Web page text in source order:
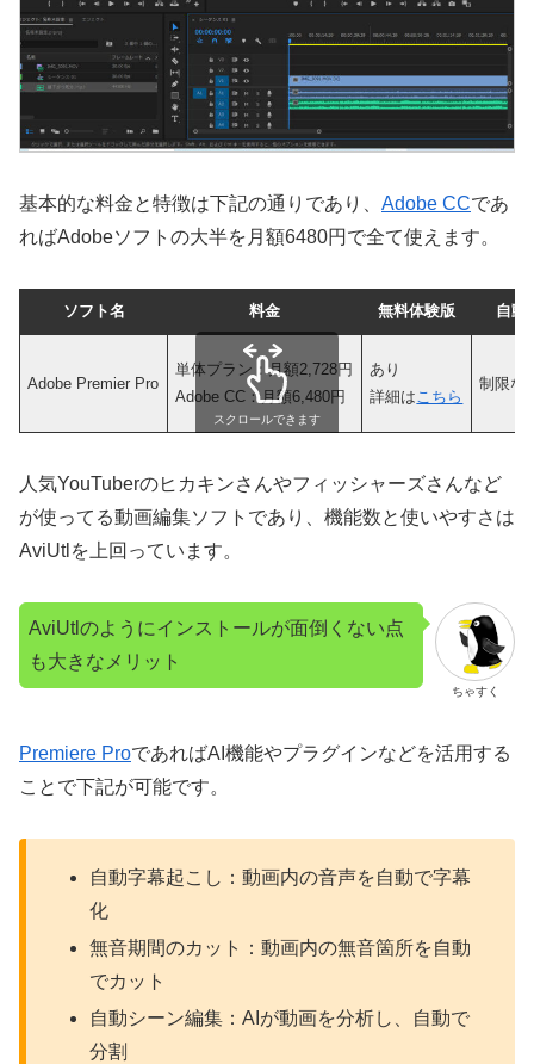
基本的な料金と特徴は下記の通りであり、 Adobe CCであ
ればAdobeソフトの大半を月額6480円で全て使えます。
ソフト名 料金 無料体験版 自動
Adobe Premier Pro
単体プラン：月額2,728円
Adobe CC：月額6,480円
あり
詳細はこちら
制限な
スクロールできます
人気YouTuberのヒカキンさんやフィッシャーズさんなど
が使ってる動画編集ソフトであり、機能数と使いやすさは
AviUtlを上回っています。
ちゃすく
AviUtlのようにインストールが面倒くない点
も大きなメリット
Premiere ProであればAI機能やプラグインなどを活用する
ことで下記が可能です。
自動字幕起こし：動画内の音声を自動で字幕
化
無音期間のカット：動画内の無音箇所を自動
でカット
自動シーン編集：AIが動画を分析し、自動で
分割